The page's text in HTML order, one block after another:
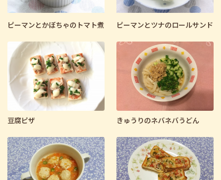
ピーマンとかぼちゃのトマト煮 ピーマンとツナのロールサンド
豆腐ピザ きゅうりのネバネバうどん